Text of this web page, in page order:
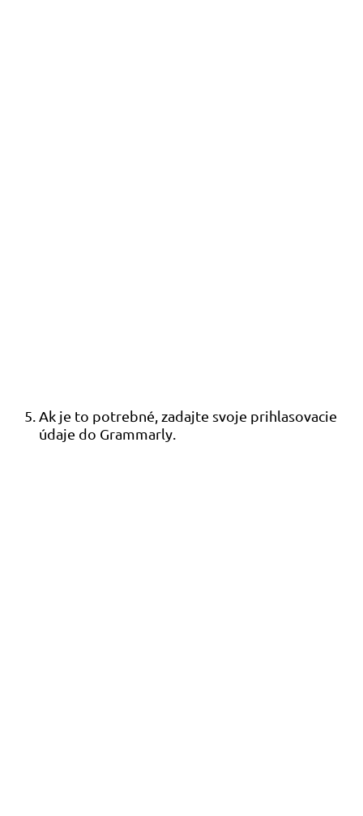
Ak je to potrebné, zadajte svoje prihlasovacie
údaje do Grammarly.